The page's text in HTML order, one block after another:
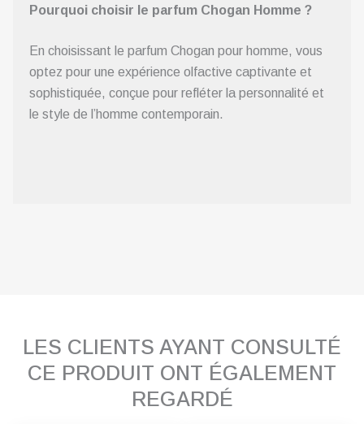
Pourquoi choisir le parfum Chogan Homme ?
En choisissant le parfum Chogan pour homme, vous
optez pour une expérience olfactive captivante et
sophistiquée, conçue pour refléter la personnalité et
le style de l’homme contemporain.
LES CLIENTS AYANT CONSULTÉ
CE PRODUIT ONT ÉGALEMENT
REGARDÉ